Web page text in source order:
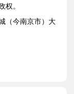
。
（今南京市）大